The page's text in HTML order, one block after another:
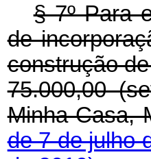
§ 7º Para
de
construção
75.000,00
Minha Casa,
de 7 de julho